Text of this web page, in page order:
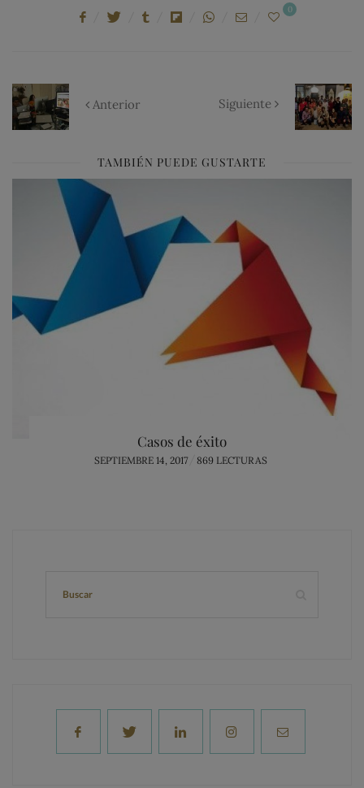
0
Anterior Siguiente
TAMBIÉN PUEDE GUSTARTE
Casos de éxito
POSTED
SEPTIEMBRE 14, 2017 869 LECTURAS